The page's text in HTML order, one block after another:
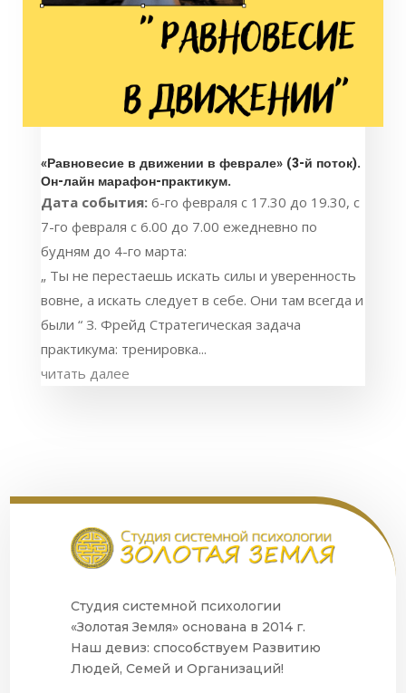
«Равновесие в движении в феврале» (3-й поток).
Он-лайн марафон-практикум.
Дата события: 6-го февраля с 17.30 до 19.30, с
7-го февраля с 6.00 до 7.00 ежедневно по
будням до 4-го марта:
„ Ты не перестаешь искать силы и уверенность
вовне, а искать следует в себе. Они там всегда и
были “ З. Фрейд Стратегическая задача
практикума: тренировка...
читать далее
Студия системной психологии
«Золотая Земля» основана в 2014 г.
Наш девиз: способствуем Развитию
Людей, Семей и Организаций!